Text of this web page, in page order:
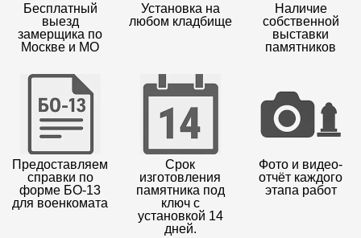
Бесплатный
выезд
замерщика по
Москве и МО
Установка на
любом кладбище
Наличие
собственной
выставки
памятников
Предоставляем
справки по
форме БО-13
для военкомата
Срок
изготовления
памятника под
ключ с
установкой 14
дней.
Фото и видео-
отчёт каждого
этапа работ